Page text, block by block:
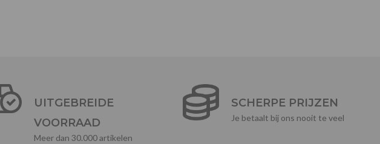
UITGEBREIDE
VOORRAAD
Meer dan 30.000 artikelen
SCHERPE PRIJZEN
Je betaalt bij ons nooit te veel